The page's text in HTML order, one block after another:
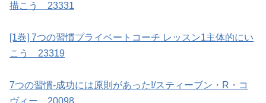
描こう 23331
[1巻] 7つの習慣プライベートコーチ レッスン1主体的にい
こう 23319
7つの習慣-成功には原則があった!/スティーブン・R・コ
ヴィー 20098